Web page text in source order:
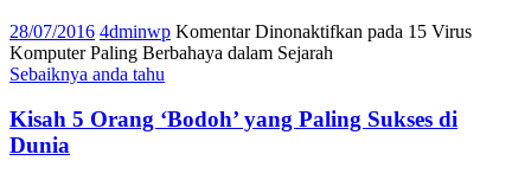
28/07/2016 4dminwp Komentar Dinonaktifkan pada 15 Virus
Komputer Paling Berbahaya dalam Sejarah
Sebaiknya anda tahu
Kisah 5 Orang ‘Bodoh’ yang Paling Sukses di
Dunia